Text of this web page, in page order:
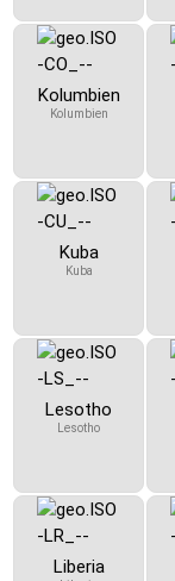
Kolumbien
Kolumbien
Kuba
Kuba
Lesotho
Lesotho
Liberia